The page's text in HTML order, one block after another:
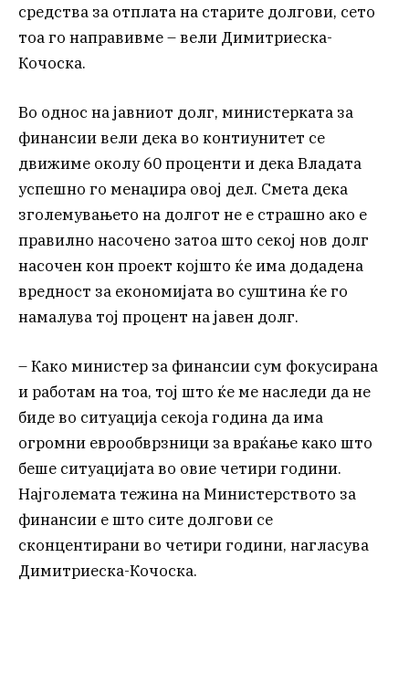
средства за отплата на старите долгови, сето
тоа го направивме – вели Димитриеска-
Кочоска.
Во однос на јавниот долг, министерката за
финансии вели дека во контиунитет се
движиме околу 60 проценти и дека Владата
успешно го менаџира овој дел. Смета дека
зголемувањето на долгот не е страшно ако е
правилно насочено затоа што секој нов долг
насочен кон проект којшто ќе има додадена
вредност за економијата во суштина ќе го
намалува тој процент на јавен долг.
– Како министер за финансии сум фокусирана
и работам на тоа, тој што ќе ме наследи да не
биде во ситуација секоја година да има
огромни еврообврзници за враќање како што
беше ситуацијата во овие четири години.
Најголемата тежина на Министерството за
финансии е што сите долгови се
сконцентирани во четири години, нагласува
Димитриеска-Кочоска.